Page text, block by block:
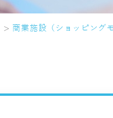
商業施設（ショッピング